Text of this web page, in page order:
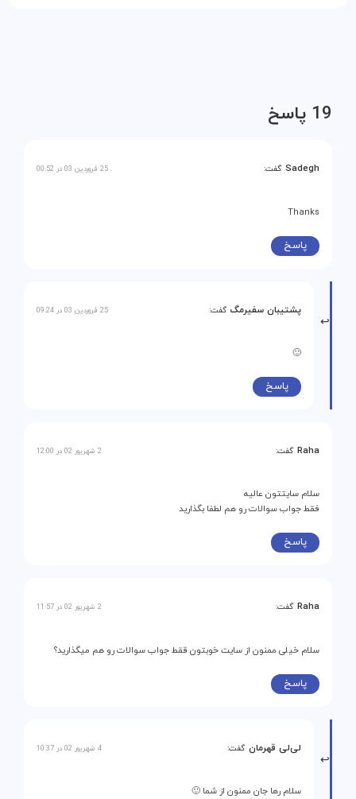
19 پاسخ
Sadegh گفت: 25 فروردین 03 در 00:52
Thanks
پاسخ
پشتیبان سفیرمگ گفت: 25 فروردین 03 در 09:24
🙂
پاسخ
Raha گفت: 2 شهریور 02 در 12:00
سلام سایتتون عالیه
فقط جواب سوالات رو هم لطفا بگذارید
پاسخ
Raha گفت: 2 شهریور 02 در 11:57
سلام خیلی ممنون از سایت خوبتون ققط جواب سوالات رو هم میگذارید؟
پاسخ
لی‌لی قهرمان گفت: 4 شهریور 02 در 10:37
سلام رها جان ممنون از شما 🙂